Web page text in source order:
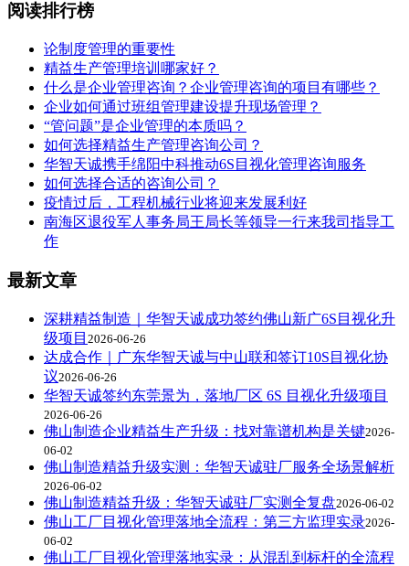
阅读排行榜
论制度管理的重要性
精益生产管理培训哪家好？
什么是企业管理咨询？企业管理咨询的项目有哪些？
企业如何通过班组管理建设提升现场管理？
“管问题”是企业管理的本质吗？
如何选择精益生产管理咨询公司？
华智天诚携手绵阳中科推动6S目视化管理咨询服务
如何选择合适的咨询公司？
疫情过后，工程机械行业将迎来发展利好
南海区退役军人事务局王局长等领导一行来我司指导工
作
最新文章
深耕精益制造｜华智天诚成功签约佛山新广6S目视化升
级项目 2026-06-26
达成合作｜广东华智天诚与中山联和签订10S目视化协
议2026-06-26
华智天诚签约东莞景为，落地厂区 6S 目视化升级项目
2026-06-26
佛山制造企业精益生产升级：找对靠谱机构是关键2026-
06-02
佛山制造精益升级实测：华智天诚驻厂服务全场景解析
2026-06-02
佛山制造精益升级：华智天诚驻厂实测全复盘2026-06-02
佛山工厂目视化管理落地全流程：第三方监理实录2026-
06-02
佛山工厂目视化管理落地实录：从混乱到标杆的全流程